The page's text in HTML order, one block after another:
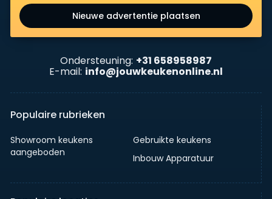
Nieuwe advertentie plaatsen
Ondersteuning: +31 658958987
E-mail: info@jouwkeukenonline.nl
Populaire rubrieken
Showroom keukens
aangeboden
Gebruikte keukens
Inbouw Apparatuur